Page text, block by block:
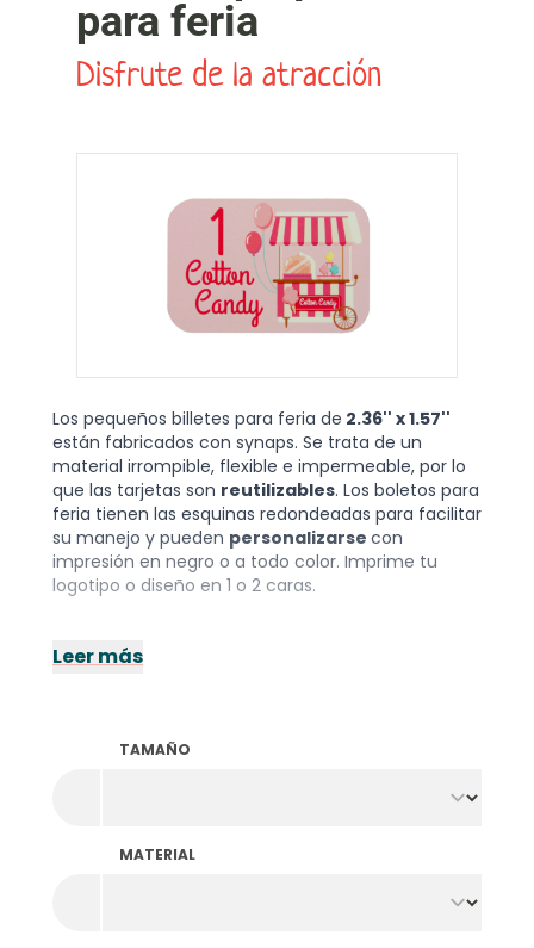
para feria
Disfrute de la atracción
Los pequeños billetes para feria de 2.36'' x 1.57''
están fabricados con synaps. Se trata de un
material irrompible, flexible e impermeable, por lo
que las tarjetas son reutilizables. Los boletos para
feria tienen las esquinas redondeadas para facilitar
su manejo y pueden personalizarse con
impresión en negro o a todo color. Imprime tu
logotipo o diseño en 1 o 2 caras.
Leer más
TAMAÑO
MATERIAL